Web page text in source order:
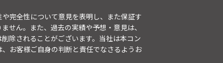
完全性について意見を表明し、また保証す
せん。また、過去の実績や予想・意見は、
除されることがございます。当社は本コン
お客様ご自身の判断と責任でなさるようお